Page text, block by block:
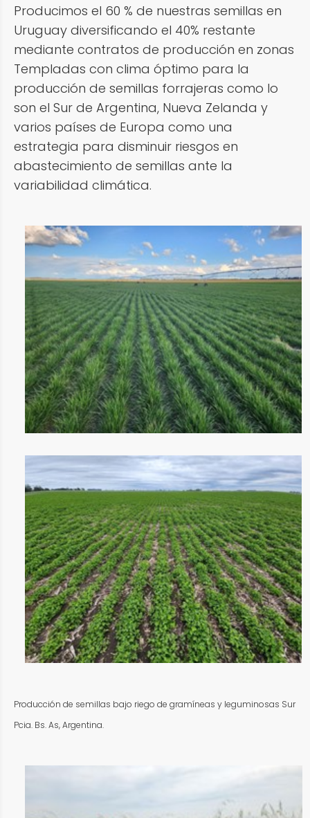
Producimos el 60 % de nuestras semillas en
Uruguay diversificando el 40% restante
mediante contratos de producción en zonas
Templadas con clima óptimo para la
producción de semillas forrajeras como lo
son el Sur de Argentina, Nueva Zelanda y
varios países de Europa como una
estrategia para disminuir riesgos en
abastecimiento de semillas ante la
variabilidad climática.
Producción de semillas bajo riego de gramíneas y leguminosas Sur
Pcia. Bs. As, Argentina.